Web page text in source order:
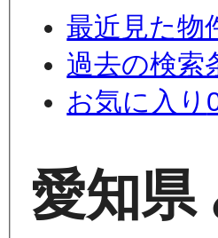
最近見た物
過去の検索
お気に入り
愛知県